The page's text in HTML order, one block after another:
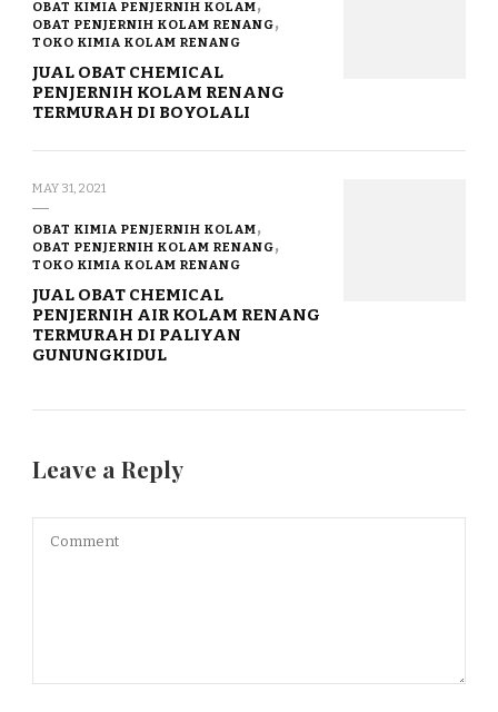
OBAT KIMIA PENJERNIH KOLAM
OBAT PENJERNIH KOLAM RENANG
TOKO KIMIA KOLAM RENANG
JUAL OBAT CHEMICAL
PENJERNIH KOLAM RENANG
TERMURAH DI BOYOLALI
MAY 31, 2021
OBAT KIMIA PENJERNIH KOLAM
OBAT PENJERNIH KOLAM RENANG
TOKO KIMIA KOLAM RENANG
JUAL OBAT CHEMICAL
PENJERNIH AIR KOLAM RENANG
TERMURAH DI PALIYAN
GUNUNGKIDUL
Leave a Reply